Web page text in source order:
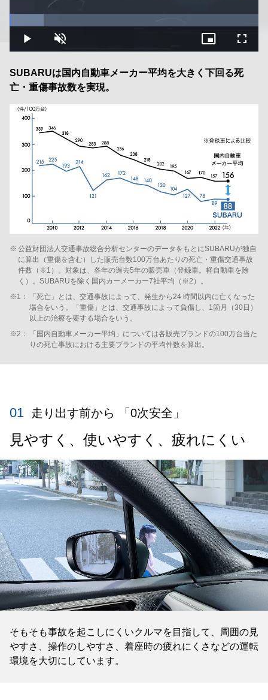
Play Unmute
13.78%
Picture-
in-
SUBARUは国内自動車メーカー平均を大きく下回る死
亡・重傷事故数を実現。
※ 公益財団法人交通事故総合分析センターのデータをもとにSUBARUが独自
に算出（重傷を含む）した販売台数100万台あたりの死亡・重傷交通事故
件数（※1）。対象は、各年の過去5年の販売車（登録車。軽自動車を除
く）。SUBARUを除く国内カーメーカー7社平均（※2）。
※1：
「死亡」とは、交通事故によって、発生から24 時間以内に亡くなった
場合をいう。「重傷」とは、交通事故によって負傷し、1箇月（30日）
以上の治療を要する場合をいう。
※2：
「国内自動車メーカー平均」については各販売ブランドの100万台当た
りの死亡事故における主要ブランドの平均件数を算出。
01 走り出す前から 「0次安全」
見やすく、使いやすく、疲れにくい
そもそも事故を起こしにくいクルマを目指して、周囲の見
やすさ、操作のしやすさ、着座時の疲れにくさなどの運転
環境を大切にしています。